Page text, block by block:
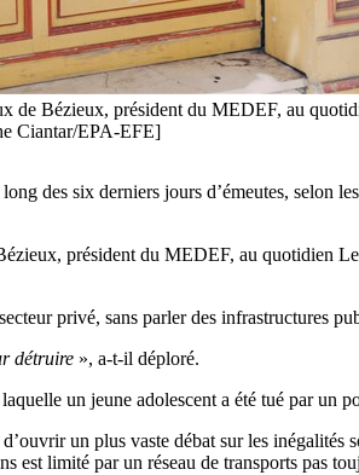
de Bézieux, président du MEDEF, au
Ciantar/EPA-EFE]
des six derniers jours d’émeutes,
président du MEDEF, au quotidien
privé, sans parler des infrastructures
détruire », a-t-il déploré.
un jeune adolescent a été tué par un
un plus vaste débat sur les
est limité par un réseau de transports pas